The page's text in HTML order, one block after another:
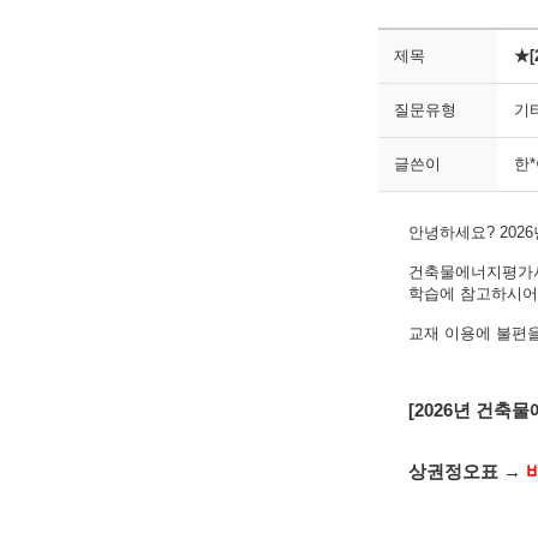
제목
질문유형 기
글쓴이 한
안녕하세요?
건축물에너지평
학습에 참고하시
교재 이용에 불편
[2026년 건축물
상권정오표 →